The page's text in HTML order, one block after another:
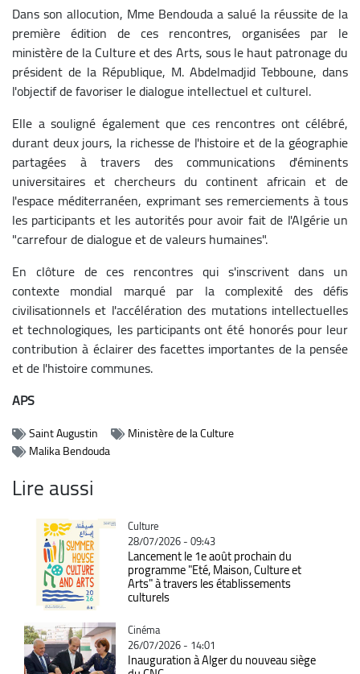
Dans son allocution, Mme Bendouda a salué la réussite de la
première édition de ces rencontres, organisées par le
ministère de la Culture et des Arts, sous le haut patronage du
président de la République, M. Abdelmadjid Tebboune, dans
l'objectif de favoriser le dialogue intellectuel et culturel.
Elle a souligné également que ces rencontres ont célébré,
durant deux jours, la richesse de l'histoire et de la géographie
partagées à travers des communications d'éminents
universitaires et chercheurs du continent africain et de
l'espace méditerranéen, exprimant ses remerciements à tous
les participants et les autorités pour avoir fait de l'Algérie un
"carrefour de dialogue et de valeurs humaines".
En clôture de ces rencontres qui s'inscrivent dans un
contexte mondial marqué par la complexité des défis
civilisationnels et l'accélération des mutations intellectuelles
et technologiques, les participants ont été honorés pour leur
contribution à éclairer des facettes importantes de la pensée
et de l'histoire communes.
APS
Saint Augustin
Ministère de la Culture
Malika Bendouda
Lire aussi
Catégorie
Culture
28/07/2026 - 09:43
Lancement le 1e août prochain du
programme "Eté, Maison, Culture et
Arts" à travers les établissements
culturels
Catégorie
Cinéma
26/07/2026 - 14:01
Inauguration à Alger du nouveau siège